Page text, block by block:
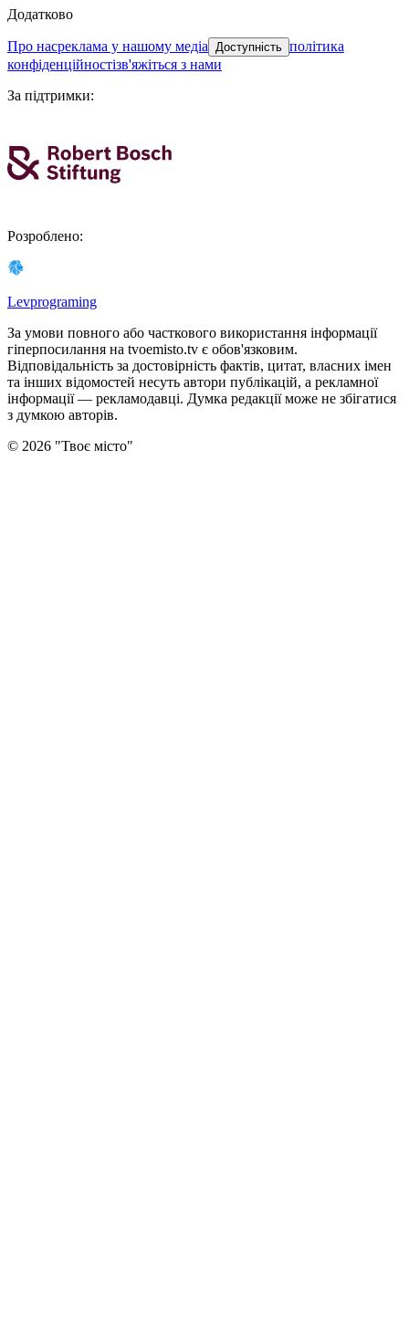
Додатково
про насреклама у нашому медіа Доступність політика
конфіденційностізв'яжіться з нами
За підтримки:
Розроблено:
Levprograming
За умови повного або часткового використання iнформацiї
гіперпосилання на tvoemisto.tv є обов'язковим.
Відповідальність за достовірність фактів, цитат, власних імен
та інших відомостей несуть автори публікацій, а рекламної
інформації — рекламодавці. Думка редакцiї може не збiгатися
з думкою авторiв.
© 2026 "Твоє місто"